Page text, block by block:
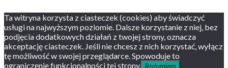
Ta witryna korzysta z ciasteczek (cookies) aby świadczyć
usługi na najwyższym poziomie. Dalsze korzystanie z niej, bez
podjęcia dodatkowych działań z twojej strony, oznacza
akceptację ciasteczek. Jeśli nie chcesz z nich korzystać, wyłącz
tę możliwość w swojej przeglądarce. Spowoduje to
ograniczenie funkcjonalności tej strony. Rozumiem